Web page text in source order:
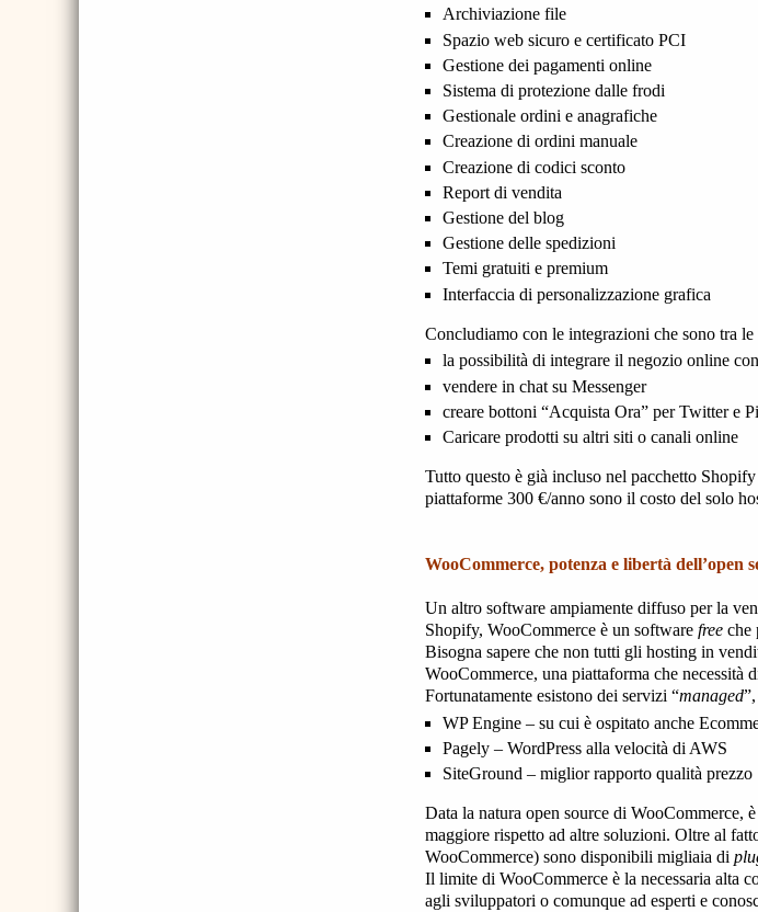
Archiviazione file
Spazio web sicuro e certificato PCI
Gestione dei pagamenti online
Sistema di protezione dalle frodi
Gestionale ordini e anagrafiche
Creazione di ordini manuale
Creazione di codici sconto
Report di vendita
Gestione del blog
Gestione delle spedizioni
Temi gratuiti e premium
Interfaccia di personalizzazione grafica
Concludiamo con le integrazioni che sono tra
la possibilità di integrare il negozio online
vendere in chat su Messenger
creare bottoni “Acquista Ora” per Twitter e
Caricare prodotti su altri siti o canali online
Tutto questo è già incluso nel pacchetto
piattaforme 300 €/anno sono il costo del solo
WooCommerce, potenza e libertà dell’open
Un altro software ampiamente diffuso per la
Shopify, WooCommerce è un software free che
Bisogna sapere che non tutti gli hosting in
WooCommerce, una piattaforma che necessità
Fortunatamente esistono dei servizi “managed
WP Engine – su cui è ospitato anche
Pagely – WordPress alla velocità di AWS
SiteGround – miglior rapporto qualità prezzo
Data la natura open source di WooCommerce,
maggiore rispetto ad altre soluzioni. Oltre al
WooCommerce) sono disponibili migliaia di
Il limite di WooCommerce è la necessaria alta
agli sviluppatori o comunque ad esperti e